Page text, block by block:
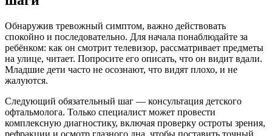
Обнаружив тревожный симптом, важно действовать
спокойно и последовательно. Для начала понаблюдайте за
ребёнком: как он смотрит телевизор, рассматривает предметы
на улице, читает. Попросите его описать, что он видит вдали.
Младшие дети часто не осознают, что видят плохо, и не
жалуются.
Следующий обязательный шаг — консультация детского
офтальмолога. Только специалист может провести
комплексную диагностику, включая проверку остроты зрения,
рефракции и осмотр глазного дна, чтобы поставить точный